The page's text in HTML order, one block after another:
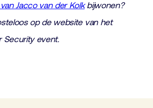
Jacco van der Kolkbijwonen?
op de website van het
Security event.